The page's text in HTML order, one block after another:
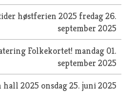
høstferien 2025 fredag 26.
september 2025
Folkekortet! mandag 01.
september 2025
hall 2025 onsdag 25. juni 2025